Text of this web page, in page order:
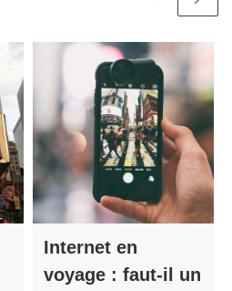
Internet en
voyage : faut-il un